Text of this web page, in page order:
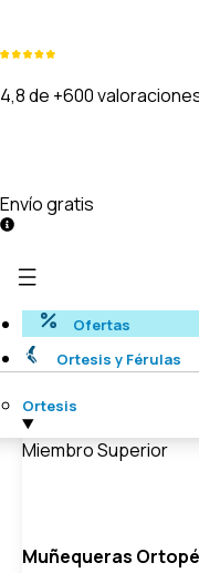
4,8 de +600
Envío gratis
Ofertas
Ortesis y Férulas
Ortesis
Miembro Superior
Muñequeras